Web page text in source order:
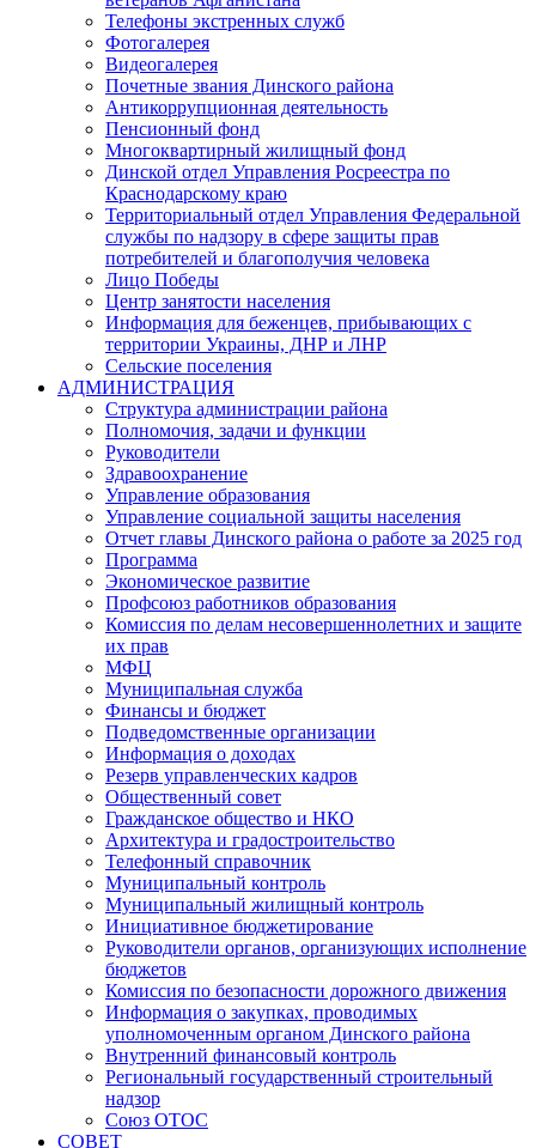
Телефоны экстренных служб
Фотогалерея
Видеогалерея
Почетные звания Динского района
Антикоррупционная деятельность
Пенсионный фонд
Многоквартирный жилищный фонд
Динской отдел Управления Росреестра по
Краснодарскому краю
Территориальный отдел Управления Федеральной
службы по надзору в сфере защиты прав
потребителей и благополучия человека
Лицо Победы
Центр занятости населения
Информация для беженцев, прибывающих с
территории Украины, ДНР и ЛНР
Сельские поселения
АДМИНИСТРАЦИЯ
Структура администрации района
Полномочия, задачи и функции
Руководители
Здравоохранение
Управление образования
Управление социальной защиты населения
Отчет главы Динского района о работе за 2025 год
Программа
Экономическое развитие
Профсоюз работников образования
Комиссия по делам несовершеннолетних и защите
их прав
МФЦ
Муниципальная служба
Финансы и бюджет
Подведомственные организации
Информация о доходах
Резерв управленческих кадров
Общественный совет
Гражданское общество и НКО
Архитектура и градостроительство
Телефонный справочник
Муниципальный контроль
Муниципальный жилищный контроль
Инициативное бюджетирование
Руководители органов, организующих исполнение
бюджетов
Комиссия по безопасности дорожного движения
Информация о закупках, проводимых
уполномоченным органом Динского района
Внутренний финансовый контроль
Региональный государственный строительный
надзор
Союз ОТОС
СОВЕТ